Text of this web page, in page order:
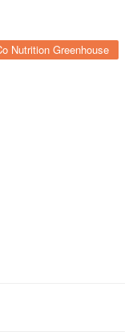
Nutrition Greenhouse